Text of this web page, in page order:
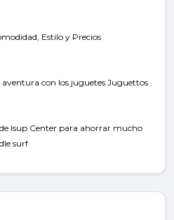
Estilo y Precios
con los juguetes Juguettos
de Isup Center para ahorrar mucho
surf